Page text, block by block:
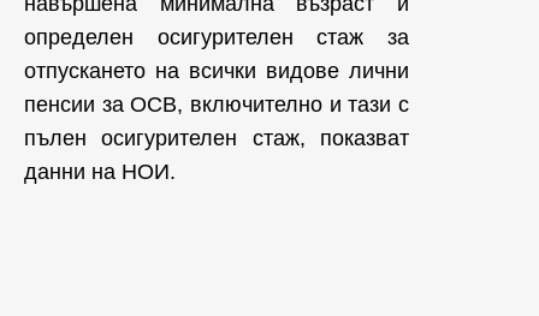
определен осигурителен стаж за
отпускането на всички видове лични
пенсии за ОСВ, включително и тази с
пълен осигурителен стаж, показват
данни на НОИ.